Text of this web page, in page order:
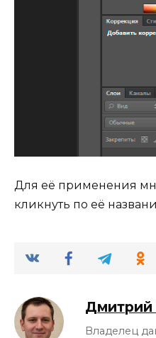
Для её применения
кликнуть по её
Дмитрий
Владелец